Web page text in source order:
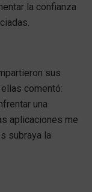
la confianza
sus
comentó:
una
aplicaciones me
subraya la